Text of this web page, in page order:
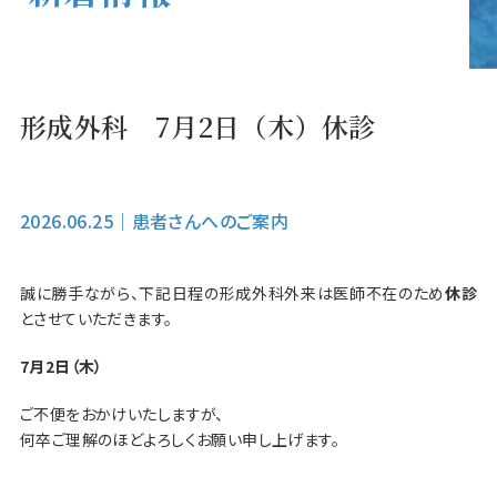
形成外科 7月2日（木）休診
2026.06.25 ｜ 患者さんへのご案内
誠に勝手ながら、下記日程の形成外科外来は医師不在のため休診
とさせていただきます。
7月2日（木）
ご不便をおかけいたしますが、
何卒ご理解のほどよろしくお願い申し上げます。